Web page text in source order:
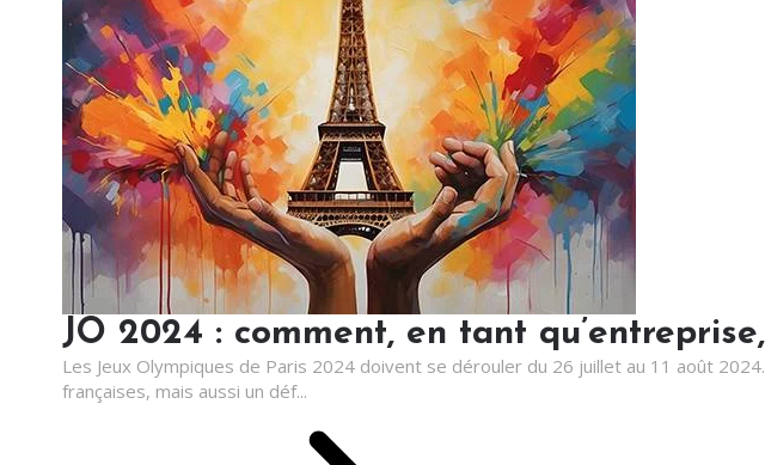
JO 2024 : comment, en tant
Les Jeux Olympiques de Paris 2024 doivent se dérouler du 26 juillet au 11 août
françaises, mais aussi un déf...